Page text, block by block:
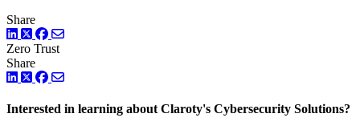
Share
LinkedIn
TwitterFacebook
Zero Trust
Share
LinkedIn
TwitterFacebook
Interested in learning about Claroty's Cybersecurity Solutions?